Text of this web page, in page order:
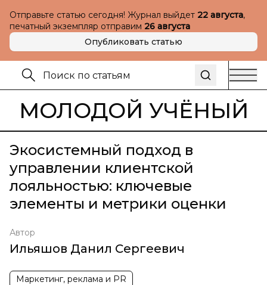
Отправьте статью сегодня! Журнал выйдет 22 августа,
печатный экземпляр отправим 26 августа
Опубликовать статью
МОЛОДОЙ УЧЁНЫЙ
Экосистемный подход в
управлении клиентской
лояльностью: ключевые
элементы и метрики оценки
Автор
Ильяшов Данил Сергеевич
Маркетинг, реклама и PR